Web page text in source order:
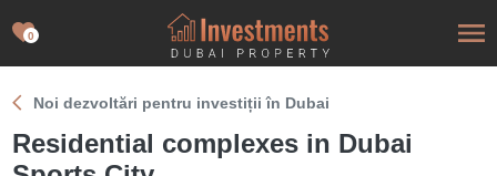
0
Noi dezvoltări pentru investiții în Dubai
Residential complexes in Dubai